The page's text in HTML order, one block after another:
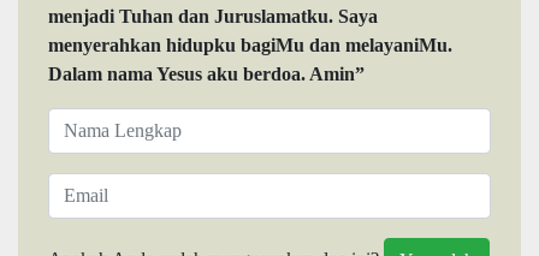
menjadi Tuhan dan Juruslamatku. Saya
menyerahkan hidupku bagiMu dan melayaniMu.
Dalam nama Yesus aku berdoa. Amin”